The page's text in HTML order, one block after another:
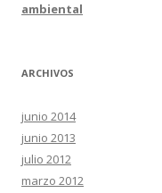
ambiental
ARCHIVOS
junio 2014
junio 2013
julio 2012
marzo 2012